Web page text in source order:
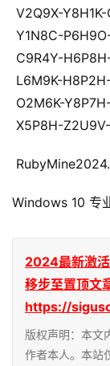
V2Q9X-
Y1N8C-
C9R4Y-
L6M9K-
O2M6K-
X5P8H-
Windows 10 专
2024最新激
移步至置顶文
https://
版权声明：本文
作者本人。本站